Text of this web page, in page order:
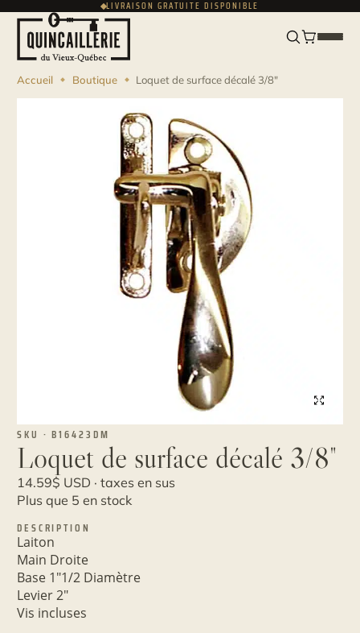
LIVRAISON GRATUITE DISPONIBLE
ENGLISHUSD
Accueil Boutique Loquet de surface décalé 3/8"
SKU · B16423DM
Loquet de surface décalé 3/8"
14.59$ USD · taxes en sus
Plus que 5 en stock
DESCRIPTION
Laiton
Main Droite
Base 1"1/2 Diamètre
Levier 2"
Vis incluses